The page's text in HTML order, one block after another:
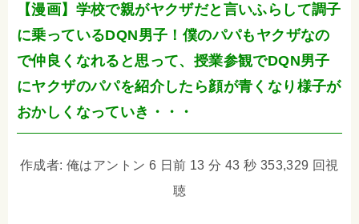
【漫画】学校で親がヤクザだと言いふらして調子
に乗っているDQN男子！僕のパパもヤクザなの
で仲良くなれると思って、授業参観でDQN男子
にヤクザのパパを紹介したら顔が青くなり様子が
おかしくなっていき・・・
作成者: 俺はアントン 6 日前 13 分 43 秒 353,329 回視
聴